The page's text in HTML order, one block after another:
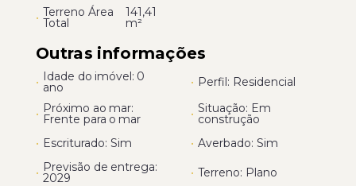
• Terreno Área
Total
141,41
m²
Outras informações
• Idade do imóvel: 0
ano • Perfil: Residencial
• Próximo ao mar:
Frente para o mar • Situação: Em
construção
• Escriturado: Sim • Averbado: Sim
• Previsão de entrega:
2029 • Terreno: Plano